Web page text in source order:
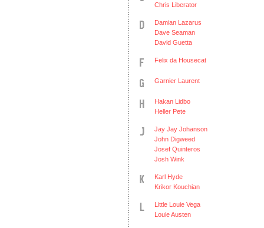
Chris Liberator
Damian Lazarus
Dave Seaman
David Guetta
Felix da Housecat
Garnier Laurent
Hakan Lidbo
Heller Pete
Jay Jay Johanson
John Digweed
Josef Quinteros
Josh Wink
Karl Hyde
Krikor Kouchian
Little Louie Vega
Louie Austen